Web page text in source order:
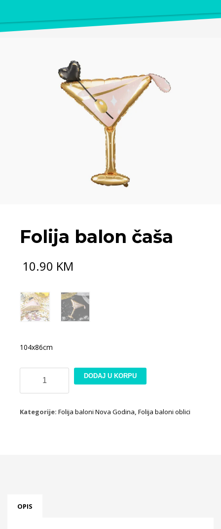
Folija balon čaša
10.90 KM
104x86cm
čaša
DODAJ U KORPU
Kategorije: Folija baloni Nova Godina, Folija baloni oblici
OPIS